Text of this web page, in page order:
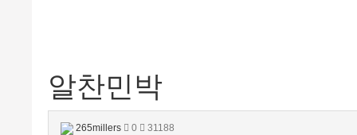
알찬민박
265millers 0 31188